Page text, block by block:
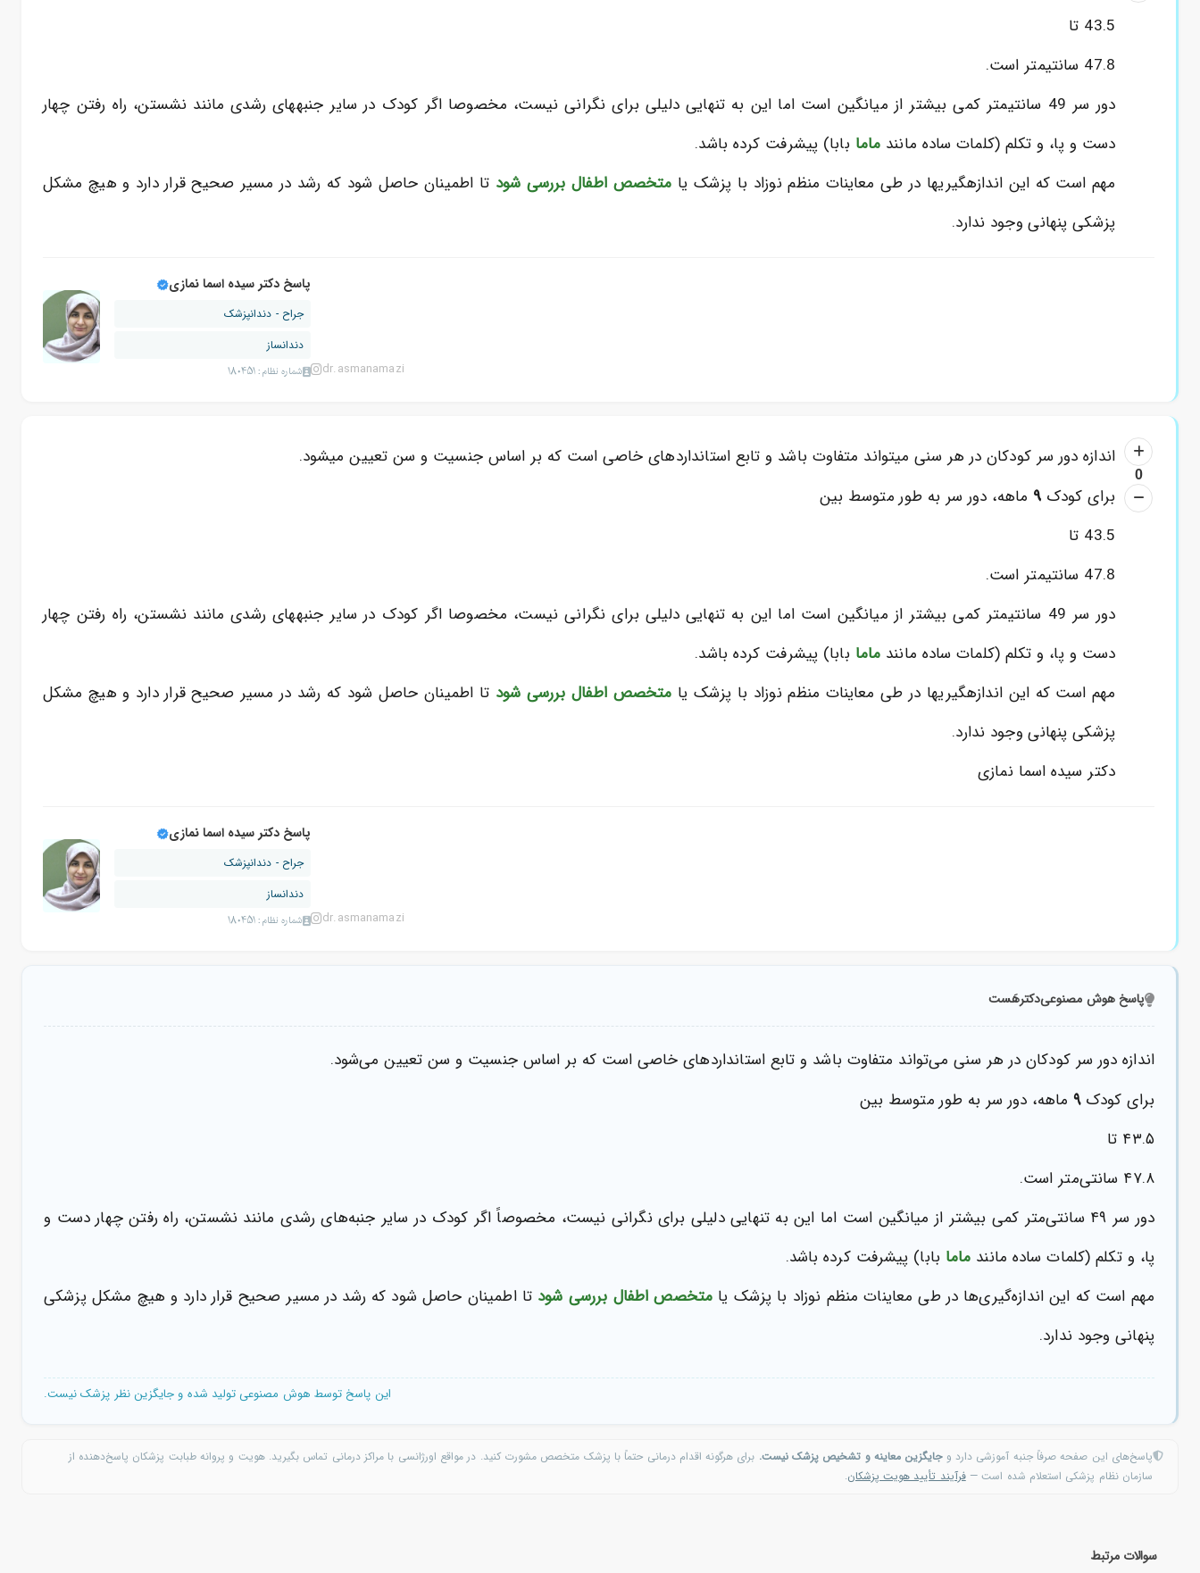
43.5 تا
47.8 سانتیمتر است.
دور سر 49 سانتیمتر کمی بیشتر از میانگین است اما این به تنهایی دلیلی برای نگرانی نیست، مخصوصا اگر کودک در سایر جنبههای رشدی مانند نشستن، راه رفتن چهار
دست و پا، و تکلم (کلمات ساده مانند ماما بابا) پیشرفت کرده باشد.
مهم است که این اندازهگیریها در طی معاینات منظم نوزاد با پزشک یا متخصص اطفال بررسی شود تا اطمینان حاصل شود که رشد در مسیر صحیح قرار دارد و هیچ مشکل
پزشکی پنهانی وجود ندارد.
پاسخ دکتر سیده اسما نمازی
جراح - دندانپزشک
دندانساز
شماره نظام: 180451 dr.asmanamazi
0
اندازه دور سر کودکان در هر سنی میتواند متفاوت باشد و تابع استانداردهای خاصی است که بر اساس جنسیت و سن تعیین میشود.
برای کودک 9 ماهه، دور سر به طور متوسط بین
43.5 تا
47.8 سانتیمتر است.
دور سر 49 سانتیمتر کمی بیشتر از میانگین است اما این به تنهایی دلیلی برای نگرانی نیست، مخصوصا اگر کودک در سایر جنبههای رشدی مانند نشستن، راه رفتن چهار
دست و پا، و تکلم (کلمات ساده مانند ماما بابا) پیشرفت کرده باشد.
مهم است که این اندازهگیریها در طی معاینات منظم نوزاد با پزشک یا متخصص اطفال بررسی شود تا اطمینان حاصل شود که رشد در مسیر صحیح قرار دارد و هیچ مشکل
پزشکی پنهانی وجود ندارد.
دکتر سیده اسما نمازی
پاسخ دکتر سیده اسما نمازی
جراح - دندانپزشک
دندانساز
شماره نظام: 180451 dr.asmanamazi
پاسخ هوش مصنوعیدکترهَست
اندازه دور سر کودکان در هر سنی می‌تواند متفاوت باشد و تابع استانداردهای خاصی است که بر اساس جنسیت و سن تعیین می‌شود.
برای کودک۹ ماهه، دور سر به طور متوسط بین
۴۳.۵ تا
۴۷.۸ سانتی‌متر است.
دور سر ۴۹ سانتی‌متر کمی بیشتر از میانگین است اما این به تنهایی دلیلی برای نگرانی نیست، مخصوصاً اگر کودک در سایر جنبه‌های رشدی مانند نشستن، راه رفتن چهار دست و
پا، و تکلم (کلمات ساده مانند ماما بابا) پیشرفت کرده باشد.
مهم است که این اندازه‌گیری‌ها در طی معاینات منظم نوزاد با پزشک یا متخصص اطفال بررسی شود تا اطمینان حاصل شود که رشد در مسیر صحیح قرار دارد و هیچ مشکل پزشکی
پنهانی وجود ندارد.
این پاسخ توسط هوش مصنوعی تولید شده و جایگزین نظر پزشک نیست.
پاسخ‌های این صفحه صرفاً جنبه آموزشی دارد وجایگزین معاینه و تشخیص پزشک نیست. برای هرگونه اقدام درمانی حتماً با پزشک متخصص مشورت کنید. در مواقع اورژانسی با مراکز درمانی تماس بگیرید. هویت و پروانه طبابت پزشکان پاسخ‌دهنده از
سازمان نظام پزشکی استعلام شده است —فرآیند تأیید هویت پزشکان.
سوالات مرتبط